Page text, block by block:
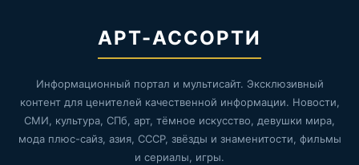
АРТ-АССОРТИ
Информационный портал и мультисайт. Эксклюзивный
контент для ценителей качественной информации. Новости,
СМИ, культура, СПб, арт, тёмное искусство, девушки мира,
мода плюс-сайз, азия, СССР, звёзды и знаменитости, фильмы
и сериалы, игры.